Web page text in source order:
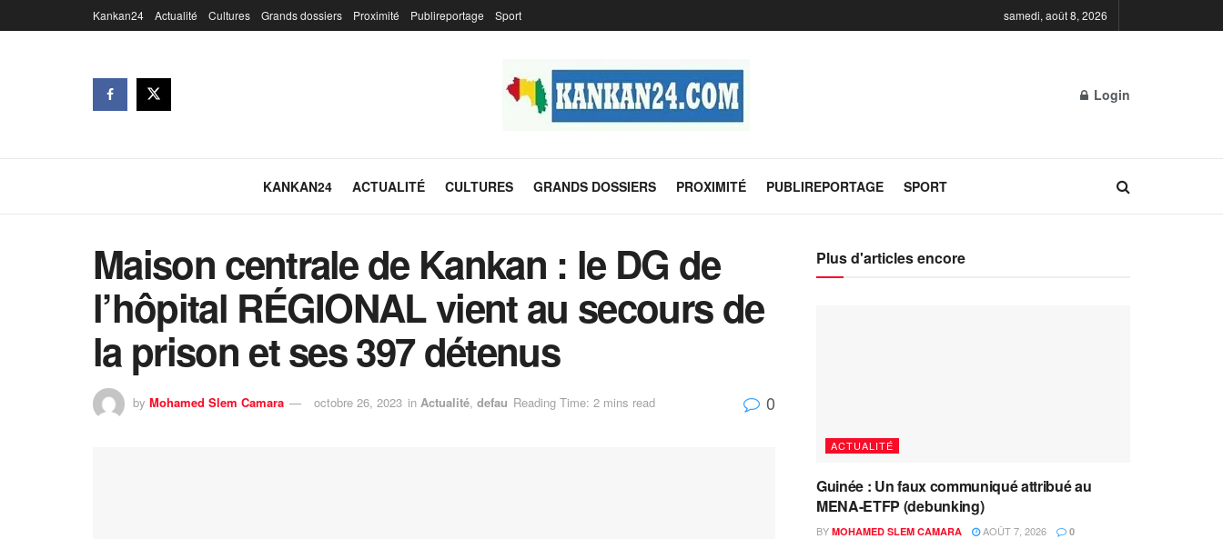
Kankan24 Actualité Cultures Grands dossiers Proximité Publireportage Sport samedi, août 8, 2026
Login
KANKAN24 ACTUALITÉ CULTURES GRANDS DOSSIERS PROXIMITÉ PUBLIREPORTAGE SPORT
Maison centrale de Kankan : le DG de
l’hôpital RÉGIONAL vient au secours de
la prison et ses 397 détenus
by Mohamed Slem Camara octobre 26, 2023 in Actualité, defau Reading Time: 2 mins read 0
Plus d'articles encore
ACTUALITÉ
Guinée : Un faux communiqué attribué au
MENA-ETFP (debunking)
BY MOHAMED SLEM CAMARA AOÛT 7, 2026 0